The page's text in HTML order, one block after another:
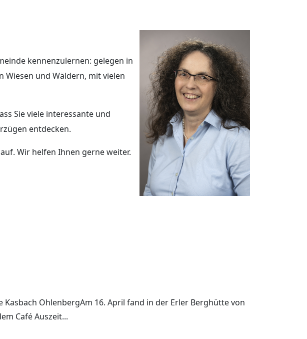
kennenzulernen: gelegen in
Wiesen und Wäldern, mit vielen
Sie viele interessante und
entdecken.
Wir helfen Ihnen gerne weiter.
OhlenbergAm 16. April fand in der Erler Berghütte von
Café Auszeit...